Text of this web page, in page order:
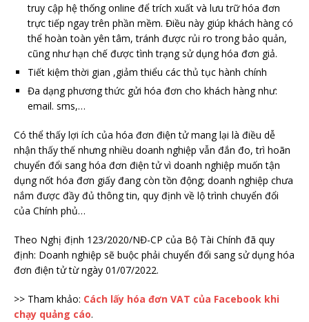
truy cập hệ thống online để trích xuất và lưu trữ hóa đơn
trực tiếp ngay trên phần mềm. Điều này giúp khách hàng có
thể hoàn toàn yên tâm, tránh được rủi ro trong bảo quản,
cũng như hạn chế được tình trạng sử dụng hóa đơn giả.
Tiết kiệm thời gian ,giảm thiểu các thủ tục hành chính
Đa dạng phương thức gửi hóa đơn cho khách hàng như:
email. sms,…
Có thể thấy lợi ích của hóa đơn điện tử mang lại là điều dễ
nhận thấy thế nhưng nhiều doanh nghiệp vẫn đắn đo, trì hoãn
chuyển đổi sang hóa đơn điện tử vì doanh nghiệp muốn tận
dụng nốt hóa đơn giấy đang còn tồn động; doanh nghiệp chưa
nắm được đầy đủ thông tin, quy định về lộ trình chuyển đổi
của Chính phủ…
Theo Nghị định 123/2020/NĐ-CP của Bộ Tài Chính đã quy
định: Doanh nghiệp sẽ buộc phải chuyển đổi sang sử dụng hóa
đơn điện tử từ ngày 01/07/2022.
>> Tham khảo: Cách lấy hóa đơn VAT của Facebook khi
chạy quảng cáo.